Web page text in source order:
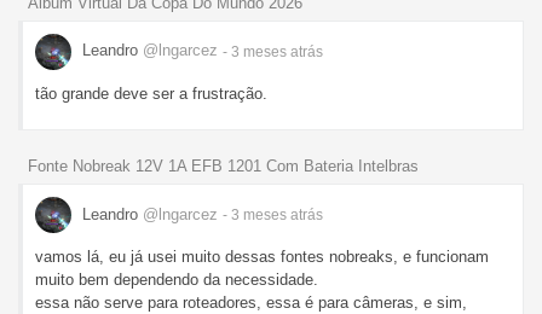
Leandro @lngarcez - 3 meses atrás
tão grande deve ser a frustração.
Fonte Nobreak 12V 1A EFB 1201 Com Bateria Intelbras
Leandro @lngarcez - 3 meses atrás
vamos lá, eu já usei muito dessas fontes nobreaks, e funcionam
muito bem dependendo da necessidade.
essa não serve para roteadores, essa é para câmeras, e sim,